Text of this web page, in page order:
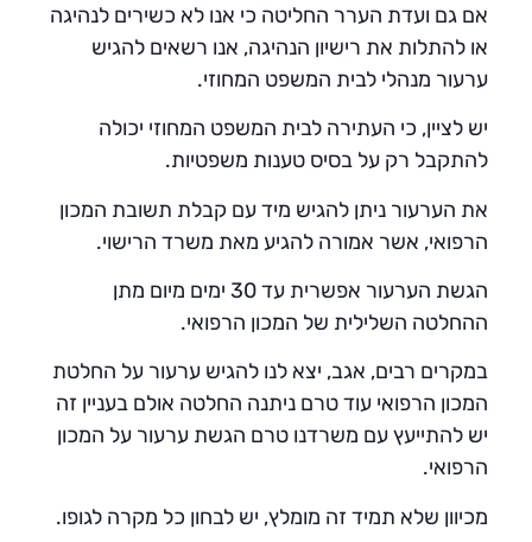
אם גם ועדת הערר החליטה כי אנו לא כשירים לנהיגה
או להתלות את רישיון הנהיגה, אנו רשאים להגיש
ערעור מנהלי לבית המשפט המחוזי.
יש לציין, כי העתירה לבית המשפט המחוזי יכולה
להתקבל רק על בסיס טענות משפטיות.
את הערעור ניתן להגיש מיד עם קבלת תשובת המכון
הרפואי, אשר אמורה להגיע מאת משרד הרישוי.
הגשת הערעור אפשרית עד 30 ימים מיום מתן
ההחלטה השלילית של המכון הרפואי.
במקרים רבים, אגב, יצא לנו להגיש ערעור על החלטת
המכון הרפואי עוד טרם ניתנה החלטה אולם בעניין זה
יש להתייעץ עם משרדנו טרם הגשת ערעור על המכון
הרפואי.
מכיוון שלא תמיד זה מומלץ, יש לבחון כל מקרה לגופו.